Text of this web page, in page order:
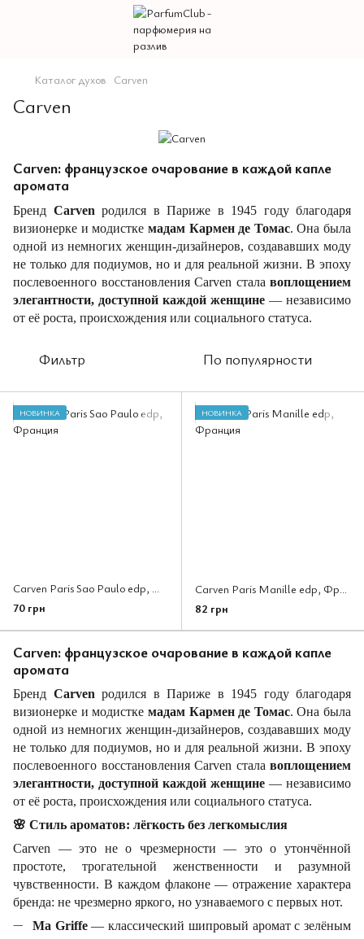
Каталог духов Carven
Carven
Carven: французское очарование в каждой капле
аромата
Бренд Carven родился в Париже в 1945 году благодаря
визионерке и модистке мадам Кармен де Томас. Она была
одной из немногих женщин-дизайнеров, создававших моду
не только для подиумов, но и для реальной жизни. В эпоху
послевоенного восстановления Carven стала воплощением
элегантности, доступной каждой женщине — независимо
от её роста, происхождения или социального статуса.
Фильтр По популярности
НОВИНКА
70 грн
НОВИНКА
82 грн
Carven: французское очарование в каждой капле
аромата
Бренд Carven родился в Париже в 1945 году благодаря
визионерке и модистке мадам Кармен де Томас. Она была
одной из немногих женщин-дизайнеров, создававших моду
не только для подиумов, но и для реальной жизни. В эпоху
послевоенного восстановления Carven стала воплощением
элегантности, доступной каждой женщине — независимо
от её роста, происхождения или социального статуса.
🌸 Стиль ароматов: лёгкость без легкомыслия
Carven — это не о чрезмерности — это о утончённой
простоте, трогательной женственности и разумной
чувственности. В каждом флаконе — отражение характера
бренда: не чрезмерно яркого, но узнаваемого с первых нот.
Ma Griffe— классический шипровый аромат с зелёным